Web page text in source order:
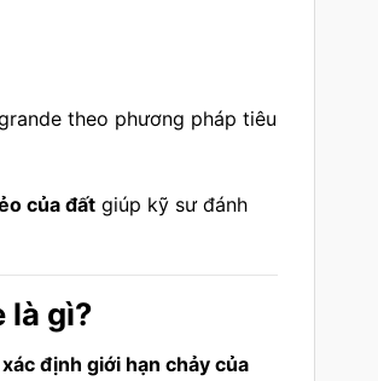
theo phương pháp tiêu
của đất giúp kỹ sư đánh
là gì?
xác định giới hạn chảy của